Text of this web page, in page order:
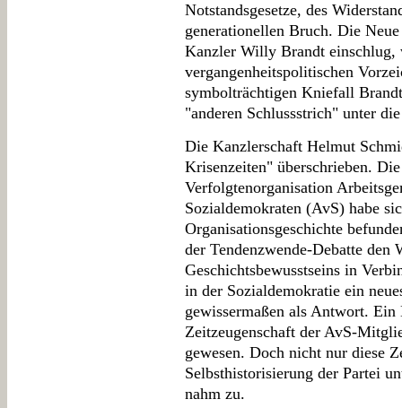
Notstandsgesetze, des
generationellen Bruch. Die
Kanzler Willy Brandt
vergangenheitspolitischen
symbolträchtigen Kniefall
"anderen Schlussstrich" unter
Die Kanzlerschaft Helmut
Krisenzeiten" überschrieben.
Verfolgtenorganisation
Sozialdemokraten (AvS) habe
Organisationsgeschichte
der Tendenzwende-Debatte den
Geschichtsbewusstseins in
in der Sozialdemokratie ein
gewissermaßen als Antwort.
Zeitzeugenschaft der AvS-
gewesen. Doch nicht nur diese
Selbsthistorisierung der Partei
nahm zu.